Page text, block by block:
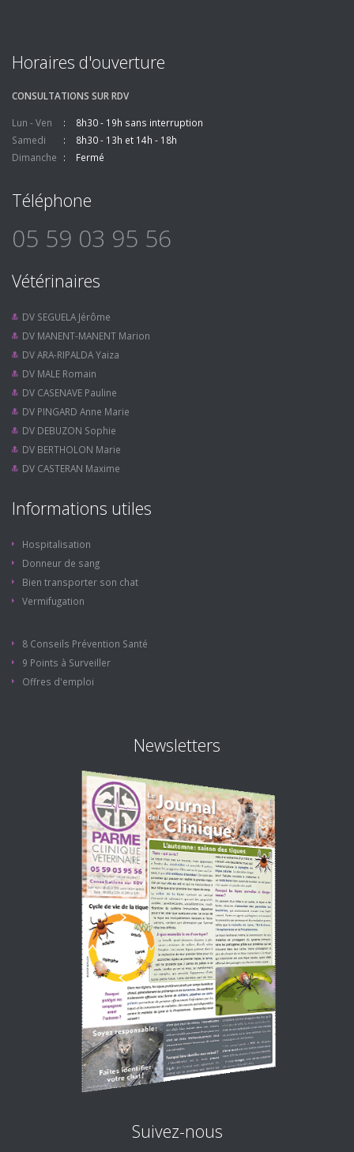
Horaires d'ouverture
CONSULTATIONS SUR RDV
Lun - Ven
8h30 - 19h sans interruption
Samedi
8h30 - 13h et 14h - 18h
Dimanche
Fermé
Téléphone
05 59 03 95 56
Vétérinaires
DV SEGUELA Jérôme
DV MANENT-MANENT Marion
DV ARA-RIPALDA Yaiza
DV MALE Romain
DV CASENAVE Pauline
DV PINGARD Anne Marie
DV DEBUZON Sophie
DV BERTHOLON Marie
DV CASTERAN Maxime
Informations utiles
Hospitalisation
Donneur de sang
Bien transporter son chat
Vermifugation
8 Conseils Prévention Santé
9 Points à Surveiller
Offres d'emploi
Newsletters
Suivez-nous